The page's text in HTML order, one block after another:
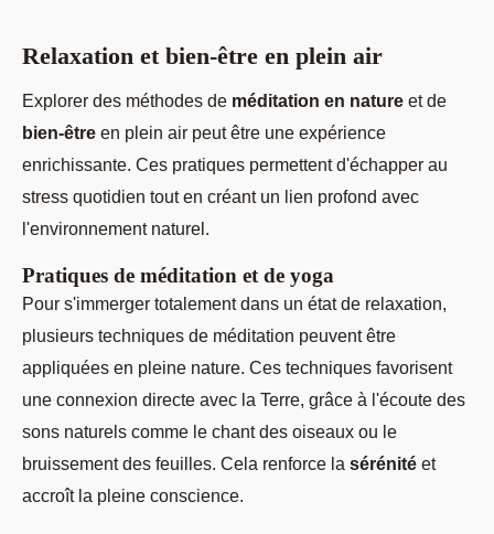
Relaxation et bien-être en plein air
Explorer des méthodes de méditation en nature et de
bien-être en plein air peut être une expérience
enrichissante. Ces pratiques permettent d'échapper au
stress quotidien tout en créant un lien profond avec
l'environnement naturel.
Pratiques de méditation et de yoga
Pour s'immerger totalement dans un état de relaxation,
plusieurs techniques de méditation peuvent être
appliquées en pleine nature. Ces techniques favorisent
une connexion directe avec la Terre, grâce à l'écoute des
sons naturels comme le chant des oiseaux ou le
bruissement des feuilles. Cela renforce la sérénité et
accroît la pleine conscience.